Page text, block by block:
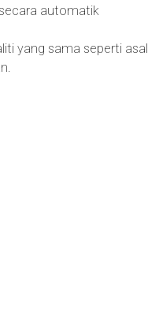
automatik
yang sama seperti asal.